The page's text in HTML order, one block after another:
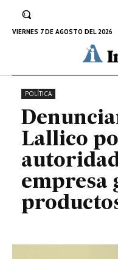
VIERNES 7 DE AGOSTO DEL 2026
empresa
6 DE
POLÍTICA
Lallico
empresa